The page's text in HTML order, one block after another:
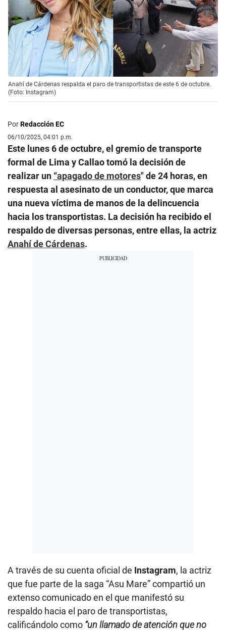
Anahí de Cárdenas respalda el paro de transportistas de este 6 de octubre.
(Foto: Instagram)
PorRedacción EC
06/10/2025, 04:01 p.m.
Este lunes 6 de octubre, el gremio de transporte
formal de Lima y Callao tomó la decisión de
realizar un “apagado de motores" de 24 horas, en
respuesta al asesinato de un conductor, que marca
una nueva víctima de manos de la delincuencia
hacia los transportistas. La decisión ha recibido el
respaldo de diversas personas, entre ellas, la actriz
Anahí de Cárdenas.
A través de su cuenta oficial de Instagram, la actriz
que fue parte de la saga “Asu Mare” compartió un
extenso comunicado en el que manifestó su
respaldo hacia el paro de transportistas,
calificándolo como “un llamado de atención que no